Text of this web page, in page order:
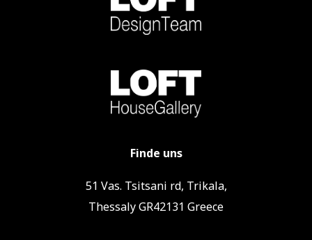
Finde uns
51 Vas. Tsitsani rd, Trikala,
Thessaly GR42131 Greece